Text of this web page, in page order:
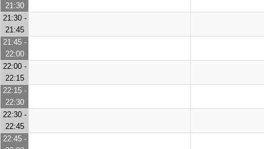
21:30
21:30 -
21:45
21:45 -
22:00
22:00 -
22:15
22:15 -
22:30
22:30 -
22:45
22:45 -